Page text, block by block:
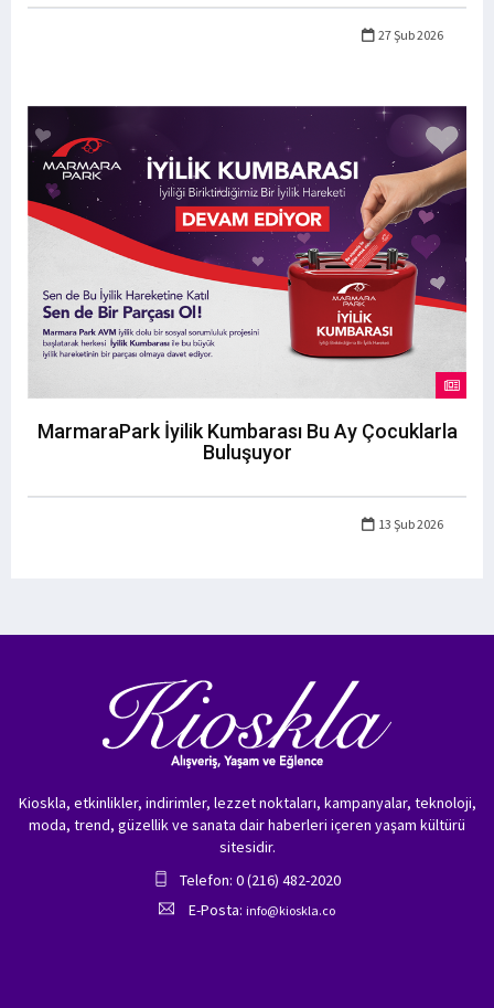
27 Şub 2026
MarmaraPark İyilik Kumbarası Bu Ay Çocuklarla
Buluşuyor
13 Şub 2026
Kioskla, etkinlikler, indirimler, lezzet noktaları, kampanyalar, teknoloji,
moda, trend, güzellik ve sanata dair haberleri içeren yaşam kültürü
sitesidir.
Telefon: 0 (216) 482-2020
E-Posta: info@kioskla.co